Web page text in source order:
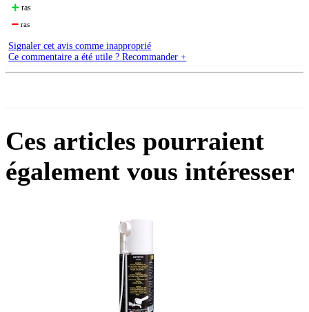
ras
ras
Signaler cet avis comme inapproprié
Ce commentaire a été utile ? Recommander +
Ces articles pourraient
également vous intéresser